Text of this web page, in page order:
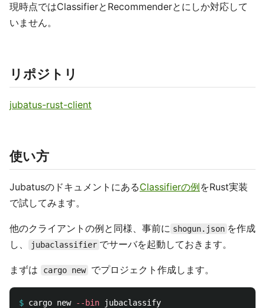
現時点ではClassifierとRecommenderとにしか対応して
いません。
リポジトリ
jubatus-rust-client
使い方
JubatusのドキュメントにあるClassifierの例をRust実装
で試してみます。
他のクライアントの例と同様、事前に shogun.json を作成
し、
jubaclassifier でサーバを起動しておきます。
まずは cargo new でプロジェクト作成します。
$ cargo new --bin